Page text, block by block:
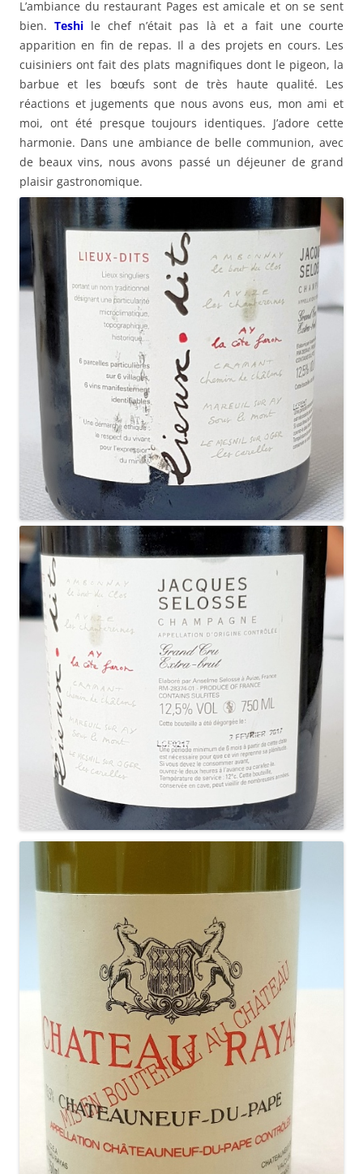
L’ambiance du restaurant Pages est amicale et on se sent
bien.Teshi le chef n’était pas là et a fait une courte
apparition en fin de repas. Il a des projets en cours. Les
cuisiniers ont fait des plats magnifiques dont le pigeon, la
barbue et les bœufs sont de très haute qualité. Les
réactions et jugements que nous avons eus, mon ami et
moi, ont été presque toujours identiques. J’adore cette
harmonie. Dans une ambiance de belle communion, avec
de beaux vins, nous avons passé un déjeuner de grand
plaisir gastronomique.